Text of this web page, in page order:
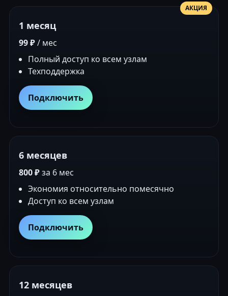
АКЦИЯ
1 месяц
99 ₽/ мес
Полный доступ ко всем узлам
Техподдержка
Подключить
6 месяцев
800 ₽за 6 мес
Экономия относительно помесячно
Доступ ко всем узлам
Подключить
12 месяцев